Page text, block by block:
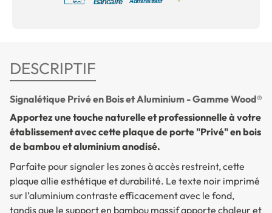
DESCRIPTIF
Signalétique Privé en Bois et Aluminium - Gamme Wood®
Apportez une touche naturelle et professionnelle à votre
établissement avec cette plaque de porte "Privé" en bois
de bambou et aluminium anodisé.
Parfaite pour signaler les zones à accès restreint, cette
plaque allie esthétique et durabilité. Le texte noir imprimé
sur l’aluminium contraste efficacement avec le fond,
tandis que le support en bambou massif apporte chaleur et